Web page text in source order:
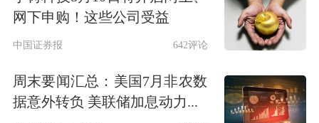
私募大佬和经济学家隔空互怼已持续三
天。10月13日，任泽平发布微博
称：“一边说提醒投资者注意风险，要
理性，一边自己风格激进，拿投资者的
网下申购！这些公司受益
中国证券报 642评论
周末要闻汇总：美国7月非农数
据意外转负 美联储加息动力...